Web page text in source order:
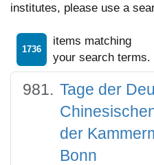
institutes, please use a
1736
items matching
your search terms.
Tage der
der
Bonn